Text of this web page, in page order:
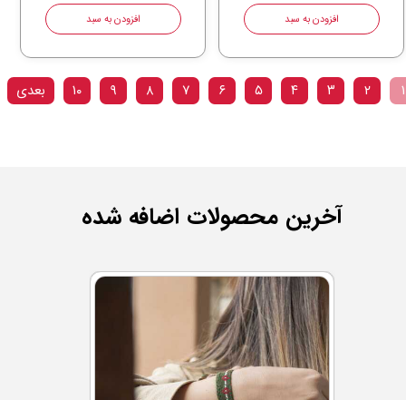
افزودن به سبد افزودن به سبد
۱ ۲ ۳ ۴ ۵ ۶ ۷ ۸ ۹ ۱۰ بعدی
آخرین محصولات اضافه شده